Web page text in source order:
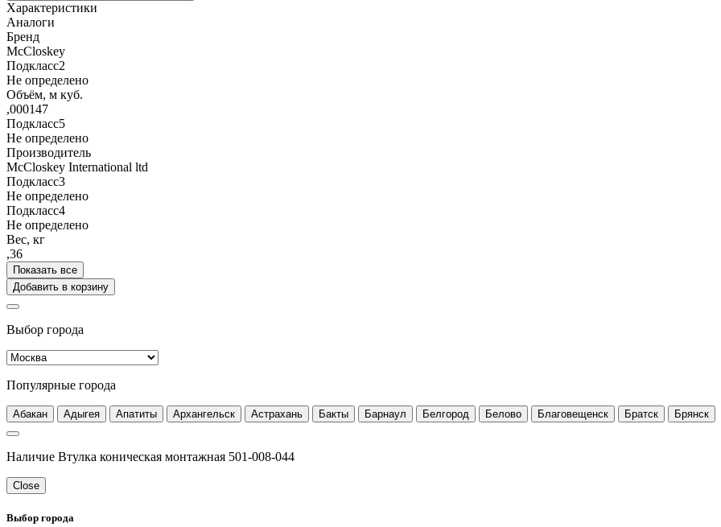
Характеристики
Аналоги
Бренд
McCloskey
Подкласс2
Не определено
Объём, м куб.
,000147
Подкласс5
Не определено
Производитель
McCloskey International ltd
Подкласс3
Не определено
Подкласс4
Не определено
Вес, кг
,36
Показать все
Добавить в корзину
Выбор города
Популярные города
Абакан Адыгея Апатиты Архангельск Астрахань Бакты Барнаул Белгород Белово Благовещенск Братск Брянск
Наличие Втулка коническая монтажная 501-008-044
Close
Выбор города